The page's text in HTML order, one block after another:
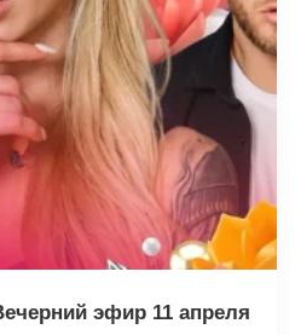
эфир 11 апреля